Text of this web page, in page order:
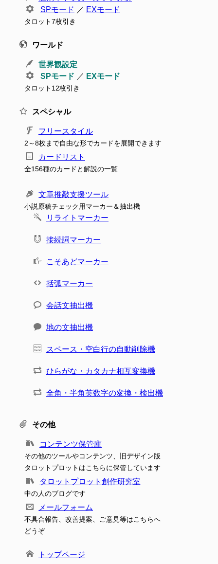
SPモード ／ EXモード
タロット7枚引き
ワールド
世界観設定
SPモード ／ EXモード
タロット12枚引き
スペシャル
フリースタイル
2～8枚まで自由な形でカードを展開できます
カードリスト
全156種のカードと解説の一覧
文章推敲支援ツール
小説原稿チェック用マーカー＆抽出機
リライトマーカー
接続詞マーカー
こそあどマーカー
括弧マーカー
会話文抽出機
地の文抽出機
スペース・空白行の自動削除機
ひらがな・カタカナ相互変換機
全角・半角英数字の変換・検出機
その他
コンテンツ保管庫
その他のツールやコンテンツ、旧デザイン版
タロットプロットはこちらに保管しています
タロットプロット創作研究室
中の人のブログです
メールフォーム
不具合報告、改善提案、ご意見等はこちらへ
どうぞ
トップページ